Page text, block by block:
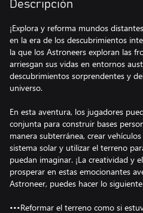
Descripción
¡Explora y reforma mundos
en la era de los descubrimientos
la que los Astroneers exploran las
arriesgan sus vidas en entornos
descubrimientos sorprendentes y
universo.
En esta aventura, los jugadores
conjunta para construir bases
manera subterránea, crear
sistema solar y utilizar el terreno
puedan imaginar. ¡La creatividad y
prosperar en estas emocionantes
Astroneer, puedes hacer lo
•••Reformar el terreno como si